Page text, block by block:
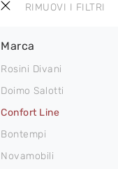
RIMUOVI I FILTRI
Marca
Rosini Divani
Doimo Salotti
Confort Line
Bontempi
Novamobili